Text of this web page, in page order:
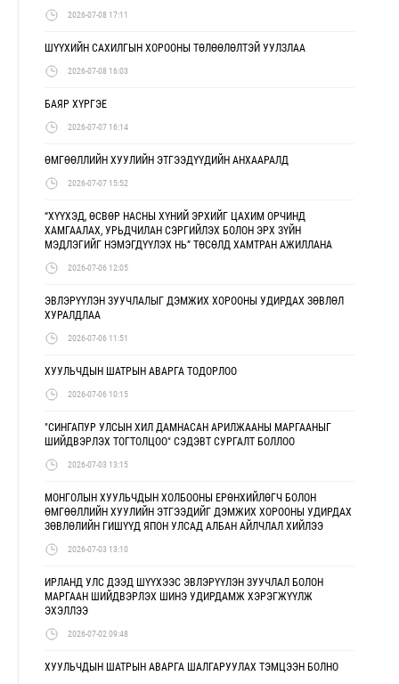
2026-07-08 17:11
ШҮҮХИЙН САХИЛГЫН ХОРООНЫ ТӨЛӨӨЛӨЛТЭЙ УУЛЗЛАА
2026-07-08 16:03
БАЯР ХҮРГЭЕ
2026-07-07 16:14
ӨМГӨӨЛЛИЙН ХУУЛИЙН ЭТГЭЭДҮҮДИЙН АНХААРАЛД
2026-07-07 15:52
“ХҮҮХЭД, ӨСВӨР НАСНЫ ХҮНИЙ ЭРХИЙГ ЦАХИМ ОРЧИНД
ХАМГААЛАХ, УРЬДЧИЛАН СЭРГИЙЛЭХ БОЛОН ЭРХ ЗҮЙН
МЭДЛЭГИЙГ НЭМЭГДҮҮЛЭХ НЬ” ТӨСӨЛД ХАМТРАН АЖИЛЛАНА
2026-07-06 12:05
ЭВЛЭРҮҮЛЭН ЗУУЧЛАЛЫГ ДЭМЖИХ ХОРООНЫ УДИРДАХ ЗӨВЛӨЛ
ХУРАЛДЛАА
2026-07-06 11:51
ХУУЛЬЧДЫН ШАТРЫН АВАРГА ТОДОРЛОО
2026-07-06 10:15
"СИНГАПУР УЛСЫН ХИЛ ДАМНАСАН АРИЛЖААНЫ МАРГААНЫГ
ШИЙДВЭРЛЭХ ТОГТОЛЦОО" СЭДЭВТ СУРГАЛТ БОЛЛОО
2026-07-03 13:15
МОНГОЛЫН ХУУЛЬЧДЫН ХОЛБООНЫ ЕРӨНХИЙЛӨГЧ БОЛОН
ӨМГӨӨЛЛИЙН ХУУЛИЙН ЭТГЭЭДИЙГ ДЭМЖИХ ХОРООНЫ УДИРДАХ
ЗӨВЛӨЛИЙН ГИШҮҮД ЯПОН УЛСАД АЛБАН АЙЛЧЛАЛ ХИЙЛЭЭ
2026-07-03 13:10
ИРЛАНД УЛС ДЭЭД ШҮҮХЭЭС ЭВЛЭРҮҮЛЭН ЗУУЧЛАЛ БОЛОН
МАРГААН ШИЙДВЭРЛЭХ ШИНЭ УДИРДАМЖ ХЭРЭГЖҮҮЛЖ
ЭХЭЛЛЭЭ
2026-07-02 09:48
ХУУЛЬЧДЫН ШАТРЫН АВАРГА ШАЛГАРУУЛАХ ТЭМЦЭЭН БОЛНО